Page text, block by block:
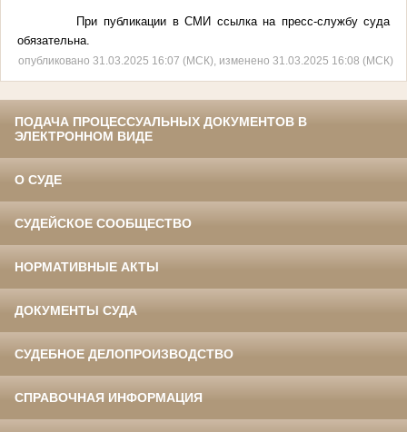
При публикации в СМИ ссылка на пресс-службу суда
обязательна.
опубликовано 31.03.2025 16:07 (МСК), изменено 31.03.2025 16:08 (МСК)
ПОДАЧА ПРОЦЕССУАЛЬНЫХ ДОКУМЕНТОВ В
ЭЛЕКТРОННОМ ВИДЕ
О СУДЕ
СУДЕЙСКОЕ СООБЩЕСТВО
НОРМАТИВНЫЕ АКТЫ
ДОКУМЕНТЫ СУДА
СУДЕБНОЕ ДЕЛОПРОИЗВОДСТВО
СПРАВОЧНАЯ ИНФОРМАЦИЯ